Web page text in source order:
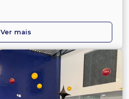
Ver mais